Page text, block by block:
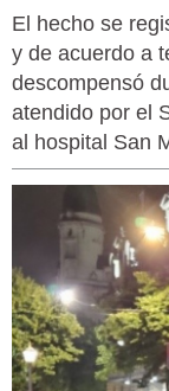
El hecho se
y de acuerdo a
descompensó
atendido por el
al hospital San